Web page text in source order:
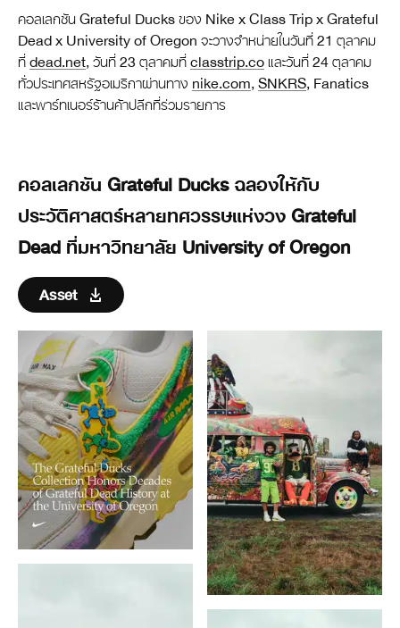
คอลเลกชัน Grateful Ducks ของ Nike x Class Trip x Grateful
Dead x University of Oregon จะวางจำหน่ายในวันที่ 21 ตุลาคม
ที่ dead.net, วันที่ 23 ตุลาคมที่ classtrip.co และวันที่ 24 ตุลาคม
ทั่วประเทศสหรัฐอเมริกาผ่านทาง nike.com, SNKRS, Fanatics
และพาร์ทเนอร์ร้านค้าปลีกที่ร่วมรายการ
คอลเลกชัน Grateful Ducks ฉลองให้กับ
ประวัติศาสตร์หลายทศวรรษแห่งวง Grateful
Dead ที่มหาวิทยาลัย University of Oregon
Asset